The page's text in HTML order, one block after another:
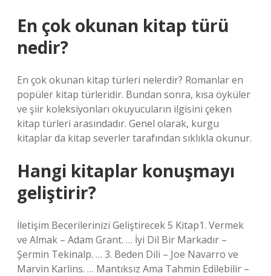
En çok okunan kitap türü
nedir?
En çok okunan kitap türleri nelerdir? Romanlar en
popüler kitap türleridir. Bundan sonra, kısa öyküler
ve şiir koleksiyonları okuyucuların ilgisini çeken
kitap türleri arasındadır. Genel olarak, kurgu
kitaplar da kitap severler tarafından sıklıkla okunur.
Hangi kitaplar konuşmayı
geliştirir?
İletişim Becerilerinizi Geliştirecek 5 Kitap1. Vermek
ve Almak – Adam Grant. … İyi Dil Bir Markadır –
Şermin Tekinalp. … 3. Beden Dili – Joe Navarro ve
Marvin Karlins. … Mantıksız Ama Tahmin Edilebilir –